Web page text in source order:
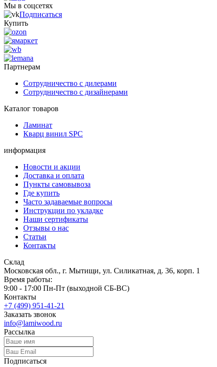
Мы в соцсетях
Подписаться
Купить
Партнерам
Сотрудничество с дилерами
Сотрудничество с дизайнерами
Каталог товаров
Ламинат
Кварц винил SPC
информация
Новости и акции
Доставка и оплата
Пункты самовывоза
Где купить
Часто задаваемые вопросы
Инструкции по укладке
Наши сертификаты
Отзывы о нас
Статьи
Контакты
Склад
Московская обл., г. Мытищи, ул. Силикатная, д. 36, корп. 1
Время работы:
9:00 - 17:00 Пн-Пт (выходной СБ-ВС)
Контакты
+7 (499) 951-41-21
Заказать звонок
info@lamiwood.ru
Рассылка
Подписаться